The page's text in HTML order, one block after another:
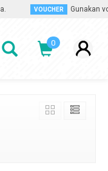
VOUCHER Gunakan
0